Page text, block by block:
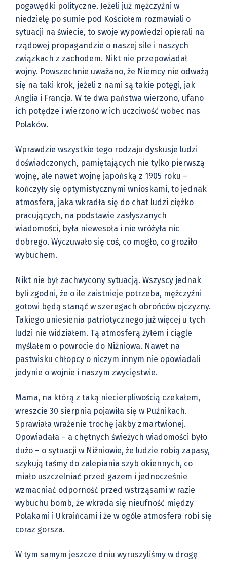
pogawędki polityczne. Jeżeli już mężczyźni w
niedzielę po sumie pod Kościołem rozmawiali o
sytuacji na świecie, to swoje wypowiedzi opierali na
rządowej propagandzie o naszej sile i naszych
związkach z zachodem. Nikt nie przepowiadał
wojny. Powszechnie uważano, że Niemcy nie odważą
się na taki krok, jeżeli z nami są takie potęgi, jak
Anglia i Francja. W te dwa państwa wierzono, ufano
ich potędze i wierzono w ich uczciwość wobec nas
Polaków.
Wprawdzie wszystkie tego rodzaju dyskusje ludzi
doświadczonych, pamiętających nie tylko pierwszą
wojnę, ale nawet wojnę japońską z 1905 roku –
kończyły się optymistycznymi wnioskami, to jednak
atmosfera, jaka wkradła się do chat ludzi ciężko
pracujących, na podstawie zasłyszanych
wiadomości, była niewesoła i nie wróżyła nic
dobrego. Wyczuwało się coś, co mogło, co groziło
wybuchem.
Nikt nie był zachwycony sytuacją. Wszyscy jednak
byli zgodni, że o ile zaistnieje potrzeba, mężczyźni
gotowi będą stanąć w szeregach obrońców ojczyzny.
Takiego uniesienia patriotycznego już więcej u tych
ludzi nie widziałem. Tą atmosferą żyłem i ciągle
myślałem o powrocie do Niżniowa. Nawet na
pastwisku chłopcy o niczym innym nie opowiadali
jedynie o wojnie i naszym zwycięstwie.
Mama, na którą z taką niecierpliwością czekałem,
wreszcie 30 sierpnia pojawiła się w Puźnikach.
Sprawiała wrażenie trochę jakby zmartwionej.
Opowiadała – a chętnych świeżych wiadomości było
dużo – o sytuacji w Niżniowie, że ludzie robią zapasy,
szykują taśmy do zalepiania szyb okiennych, co
miało uszczelniać przed gazem i jednocześnie
wzmacniać odporność przed wstrząsami w razie
wybuchu bomb, że wkrada się nieufność między
Polakami i Ukraińcami i że w ogóle atmosfera robi się
coraz gorsza.
W tym samym jeszcze dniu wyruszyliśmy w drogę